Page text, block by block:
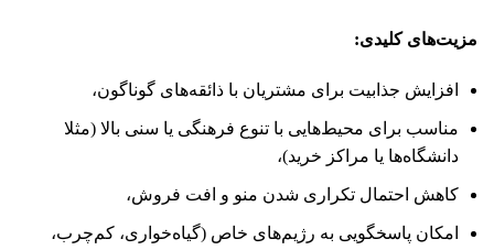
مزیت‌های کلیدی:
افزایش جذابیت برای مشتریان با ذائقه‌های گوناگون،
مناسب برای محیط‌هایی با تنوع فرهنگی یا سنی بالا (مثلا
دانشگاه‌ها یا مراکز خرید)،
کاهش احتمال تکراری شدن منو و افت فروش،
امکان پاسخگویی به رژیم‌های خاص (گیاه‌خواری، کم‌چرب،